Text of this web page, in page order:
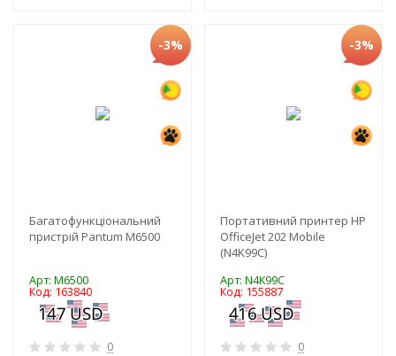
-3%
Багатофункціональний
пристрій Pantum M6500
Арт: M6500
Код: 163840
0
-3%
Портативний принтер HP
OfficeJet 202 Mobile
(N4K99C)
Арт: N4K99C
Код: 155887
0